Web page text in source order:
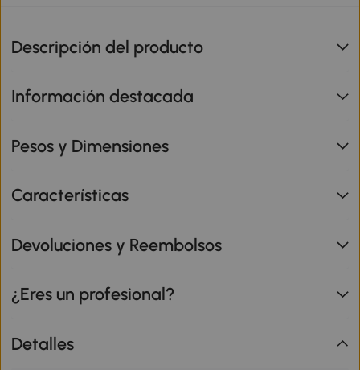
Descripción del producto
Información destacada
Pesos y Dimensiones
Características
Devoluciones y Reembolsos
¿Eres un profesional?
Detalles